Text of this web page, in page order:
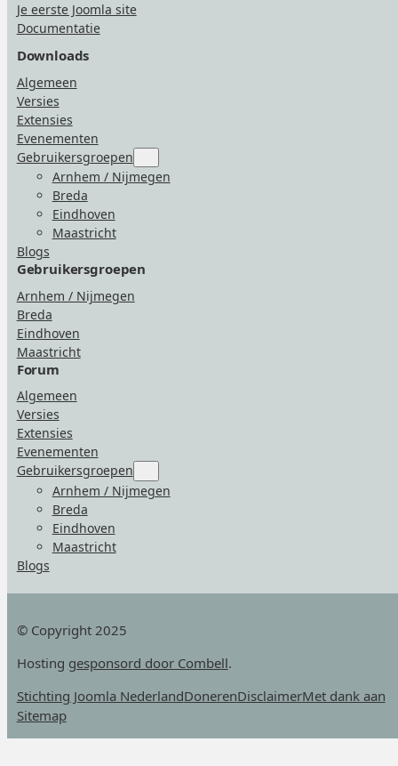
Je eerste Joomla site
Documentatie
Downloads
Algemeen
Versies
Extensies
Evenementen
Gebruikersgroepen
for
“Gebruikersgroepen”
Arnhem / Nijmegen
Breda
Eindhoven
Maastricht
Blogs
Gebruikersgroepen
Arnhem / Nijmegen
Breda
Eindhoven
Maastricht
Forum
Algemeen
Versies
Extensies
Evenementen
Gebruikersgroepen
for
“Gebruikersgroepen”
Arnhem / Nijmegen
Breda
Eindhoven
Maastricht
Blogs
© Copyright 2025
Hosting gesponsord door Combell.
Stichting Joomla NederlandDonerenDisclaimerMet dank aan
Sitemap